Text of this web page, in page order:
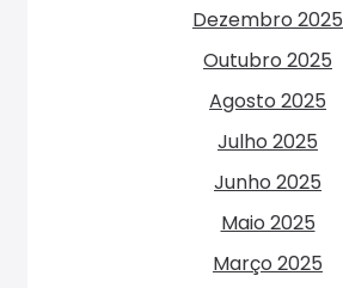
Dezembro 2025
Outubro 2025
Agosto 2025
Julho 2025
Junho 2025
Maio 2025
Março 2025